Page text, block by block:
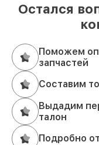
Остался
Поможем
запчастей
Составим
Выдадим
талон
Подробно